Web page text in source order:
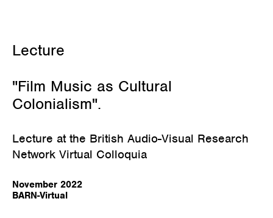
Lecture
"Film Music as Cultural
Colonialism".
Lecture at the British Audio-Visual Research
Network Virtual Colloquia
November 2022
BARN-Virtual